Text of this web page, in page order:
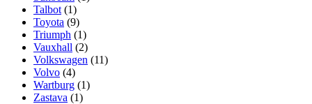
Talbot (1)
Toyota (9)
Triumph (1)
Vauxhall (2)
Volkswagen (11)
Volvo (4)
Wartburg (1)
Zastava (1)